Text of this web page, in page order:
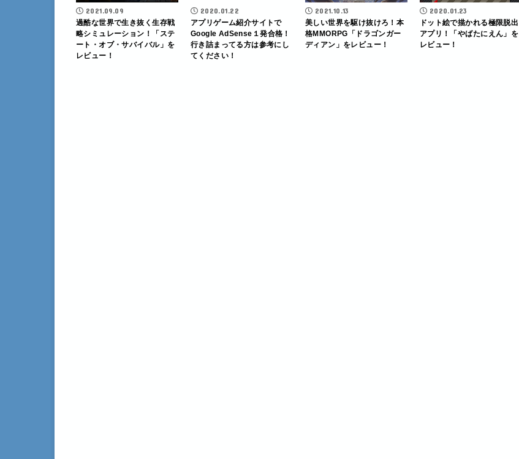
2021.09.09
過酷な世界で生き抜く生存戦
略シミュレーション！「ステ
ート・オブ・サバイバル」を
レビュー！
2020.01.22
アプリゲーム紹介サイトで
Google AdSense１発合格！
行き詰まってる方は参考にし
てください！
2021.10.13
美しい世界を駆け抜けろ！本
格MMORPG「ドラゴンガー
ディアン」をレビュー！
2020.01.23
ドット絵で描かれる極限脱出
アプリ！「やばたにえん」を
レビュー！